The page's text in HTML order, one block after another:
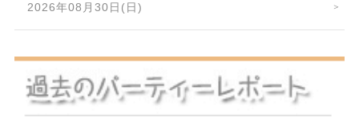
2026年08月30日(日)